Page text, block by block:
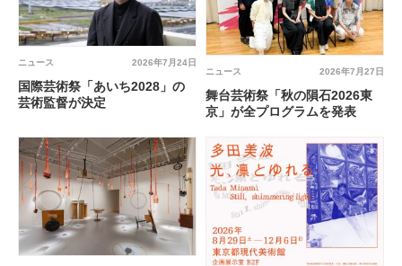
2026年7月24日
ニュース
国際芸術祭「あいち2028」の
芸術監督が決定
2026年7月27日
ニュース
舞台芸術祭「秋の隕石2026東
京」が全プログラムを発表